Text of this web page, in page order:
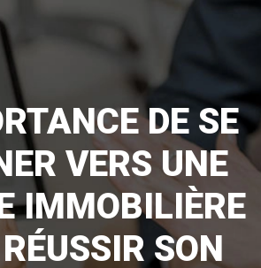
DE SE
VERS UNE
IMMOBILIÈRE
SON